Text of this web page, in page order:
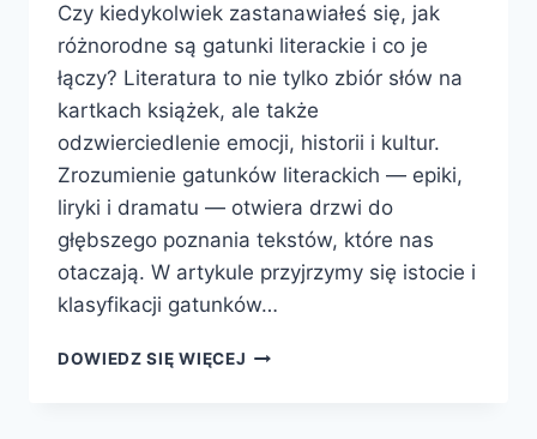
Czy kiedykolwiek zastanawiałeś się, jak
różnorodne są gatunki literackie i co je
łączy? Literatura to nie tylko zbiór słów na
kartkach książek, ale także
odzwierciedlenie emocji, historii i kultur.
Zrozumienie gatunków literackich — epiki,
liryki i dramatu — otwiera drzwi do
głębszego poznania tekstów, które nas
otaczają. W artykule przyjrzymy się istocie i
klasyfikacji gatunków…
DOWIEDZ SIĘ WIĘCEJ GATUNKI